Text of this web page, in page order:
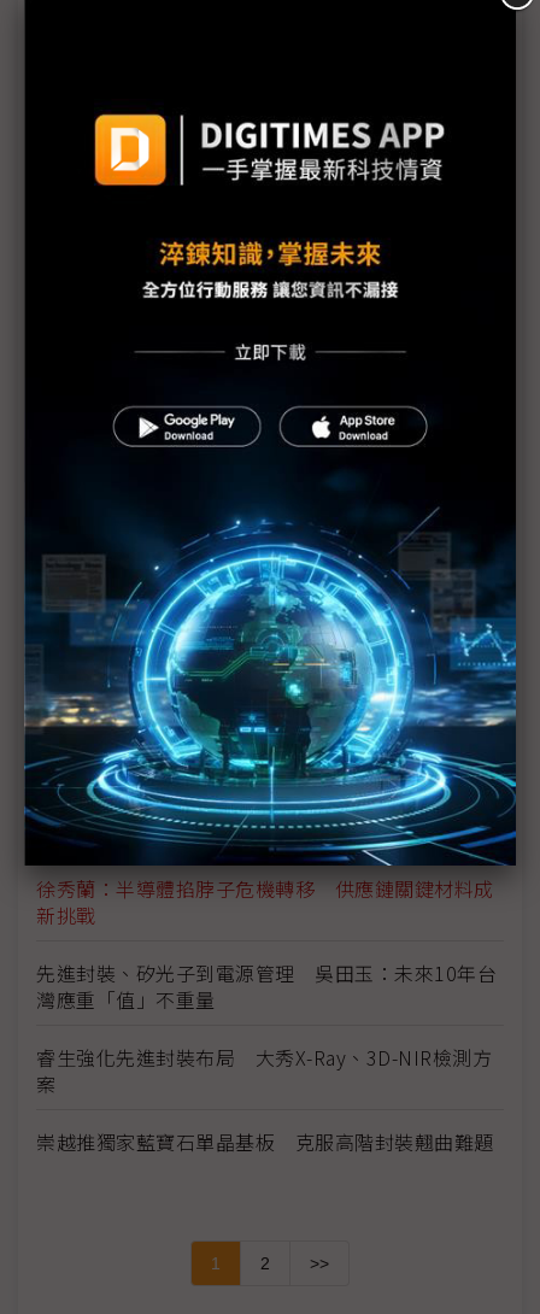
華邦電DRAM連2季漲價近9成 4Q25拚全年高峰
NXP執行長：邊緣AI現在進行式 快速規模化則是未
從美中雙上市到台灣設廠 盛美半導體來台搶單
東台、東捷聯手闖半導體 鎖定晶圓加工、先進封裝
AI晶片需求獨大成趨勢 「非AI」降溫業者如何彎道
記憶體三大廠同台較勁秀技術 搶攻客製化HBM戰局
台積、日月光成軍3D IC聯盟 34家成員化解先進封
裝瓶頸
法國切入台灣晶片生態系 專注先進封裝、與鴻海新
合作關係
徐秀蘭：半導體掐脖子危機轉移 供應鏈關鍵材料成
新挑戰
先進封裝、矽光子到電源管理 吳田玉：未來10年台
灣應重「值」不重量
睿生強化先進封裝布局 大秀X-Ray、3D-NIR檢測方
案
崇越推獨家藍寶石單晶基板 克服高階封裝翹曲難題
1 2 >>